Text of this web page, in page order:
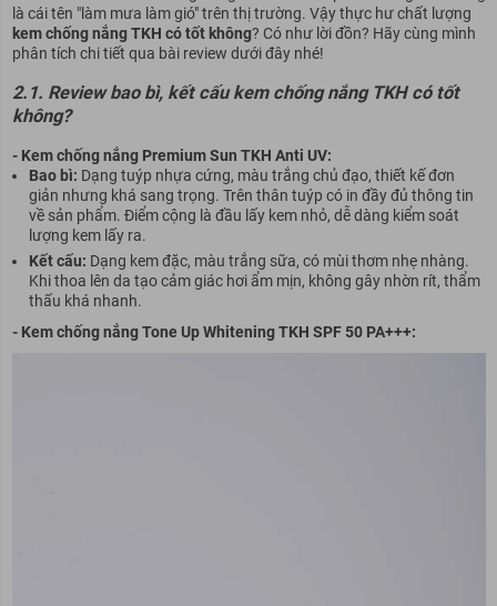
là cái tên "làm mưa làm gió" trên thị trường. Vậy thực hư chất lượng
kem chống nắng TKH có tốt không? Có như lời đồn? Hãy cùng mình
phân tích chi tiết qua bài review dưới đây nhé!
2.1. Review bao bì, kết cấu kem chống nắng TKH có tốt
không?
- Kem chống nắng Premium Sun TKH Anti UV:
Bao bì: Dạng tuýp nhựa cứng, màu trắng chủ đạo, thiết kế đơn
giản nhưng khá sang trọng. Trên thân tuýp có in đầy đủ thông tin
về sản phẩm. Điểm cộng là đầu lấy kem nhỏ, dễ dàng kiểm soát
lượng kem lấy ra.
Kết cấu: Dạng kem đặc, màu trắng sữa, có mùi thơm nhẹ nhàng.
Khi thoa lên da tạo cảm giác hơi ẩm mịn, không gây nhờn rít, thẩm
thấu khá nhanh.
- Kem chống nắng Tone Up Whitening TKH SPF 50 PA+++: